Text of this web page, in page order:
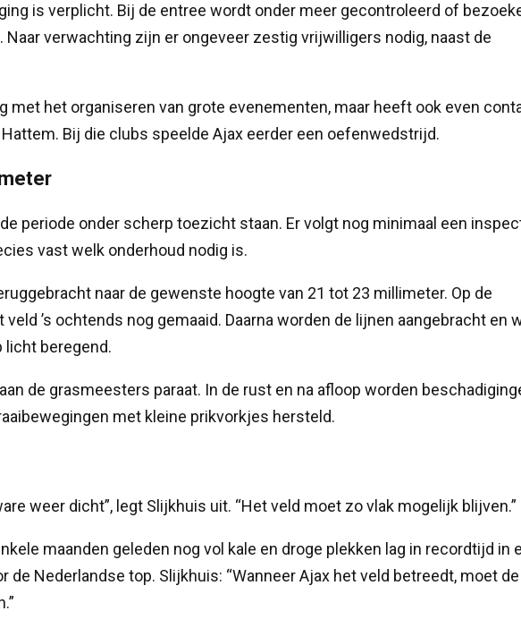
is verplicht. Bij de entree wordt onder meer gecontroleerd of
verwachting zijn er ongeveer zestig vrijwilligers nodig, naast de
met het organiseren van grote evenementen, maar heeft ook even
Bij die clubs speelde Ajax eerder een oefenwedstrijd.
periode onder scherp toezicht staan. Er volgt nog minimaal een
vast welk onderhoud nodig is.
naar de gewenste hoogte van 21 tot 23 millimeter. Op de
’s ochtends nog gemaaid. Daarna worden de lijnen aangebracht en
licht beregend.
de grasmeesters paraat. In de rust en na afloop worden
met kleine prikvorkjes hersteld.
weer dicht”, legt Slijkhuis uit. “Het veld moet zo vlak mogelijk blijven.”
maanden geleden nog vol kale en droge plekken lag in recordtijd in
de Nederlandse top. Slijkhuis: “Wanneer Ajax het veld betreedt, moet